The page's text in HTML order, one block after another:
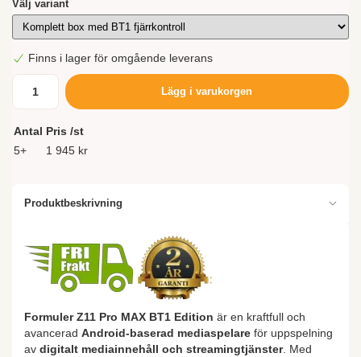
Välj variant
Finns i lager för omgående leverans
Lägg i varukorgen
Antal Pris /st
5+
1 945 kr
Produktbeskrivning
Formuler Z11 Pro MAX BT1 Edition är en kraftfull och
avancerad Android-baserad mediaspelare för uppspelning
av digitalt mediainnehåll och streamingtjänster. Med